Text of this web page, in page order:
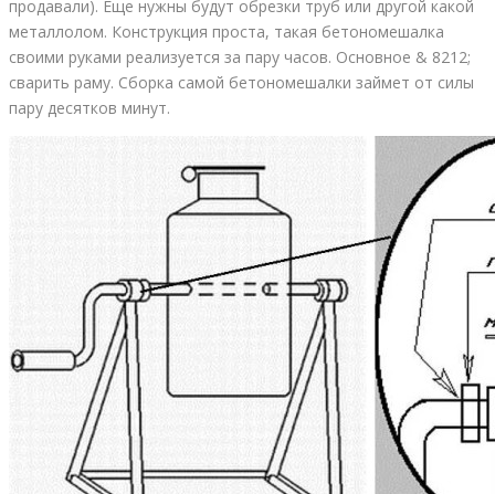
продавали). Еще нужны будут обрезки труб или другой какой
металлолом. Конструкция проста, такая бетономешалка
своими руками реализуется за пару часов. Основное & 8212;
сварить раму. Сборка самой бетономешалки займет от силы
пару десятков минут.